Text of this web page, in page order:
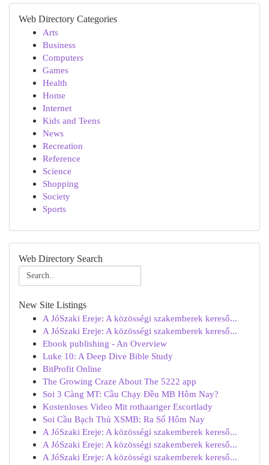
Web Directory Categories
Arts
Business
Computers
Games
Health
Home
Internet
Kids and Teens
News
Recreation
Reference
Science
Shopping
Society
Sports
Web Directory Search
New Site Listings
A JóSzaki Ereje: A közösségi szakemberek kereső...
A JóSzaki Ereje: A közösségi szakemberek kereső...
Ebook publishing - An Overview
Luke 10: A Deep Dive Bible Study
BitProfit Online
The Growing Craze About The 5222 app
Soi 3 Càng MT: Cầu Chạy Đều MB Hôm Nay?
Kostenloses Video Mit rothaariger Escortlady
Soi Cầu Bạch Thủ XSMB: Ra Số Hôm Nay
A JóSzaki Ereje: A közösségi szakemberek kereső...
A JóSzaki Ereje: A közösségi szakemberek kereső...
A JóSzaki Ereje: A közösségi szakemberek kereső...